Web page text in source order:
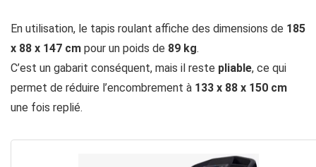
En utilisation, le tapis roulant affiche des dimensions de 185
x 88 x 147 cm pour un poids de 89 kg.
C’est un gabarit conséquent, mais il reste pliable, ce qui
permet de réduire l’encombrement à 133 x 88 x 150 cm
une fois replié.